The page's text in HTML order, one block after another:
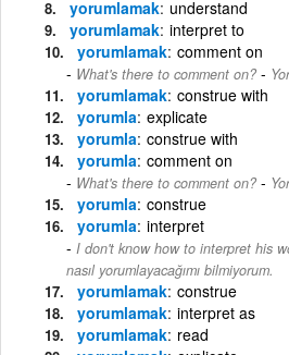
yorumlamak understand
yorumlamak interpret to
yorumlamak comment on
What's there to comment on? -
yorumlamak construe with
yorumla explicate
yorumla construe with
yorumla comment on
What's there to comment on? -
yorumla construe
yorumla interpret
I don't know how to interpret his
nasıl yorumlayacağımı bilmiyorum.
yorumlamak construe
yorumlamak interpret as
yorumlamak read